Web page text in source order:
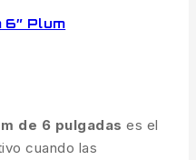
6″ Plum
de 6 pulgadas es el
cuando las